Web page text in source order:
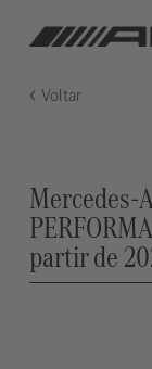
Voltar
Mercedes-
partir de